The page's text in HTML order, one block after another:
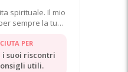
spirituale. Il mio
sempre la tua
PER
i suoi riscontri
utili.